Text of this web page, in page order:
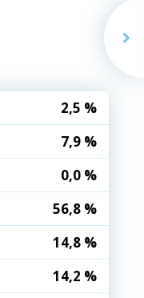
2,5 %
7,9 %
0,0 %
56,8 %
14,8 %
14,2 %